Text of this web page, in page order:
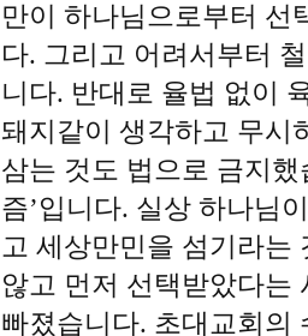
만이 하나님으로부터 선
다. 그리고 어려서부터
니다. 반대로 율법 없이
돼지같이 생각하고 무시
삼는 것도 법으로 금지
즘’입니다. 실상 하나님
고 세상만민을 섬기라는
않고 먼저 선택받았다는
빠졌습니다. 초대교회의